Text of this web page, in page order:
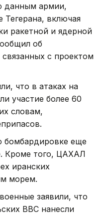
данным армии,
включая
ракетной и ядерной
об
с проектом
что в атаках на
участие более 60
словам,
бомбардировке еще
Кроме того, ЦАХАЛ
иранских
морем.
заявили, что
ВВС нанесли